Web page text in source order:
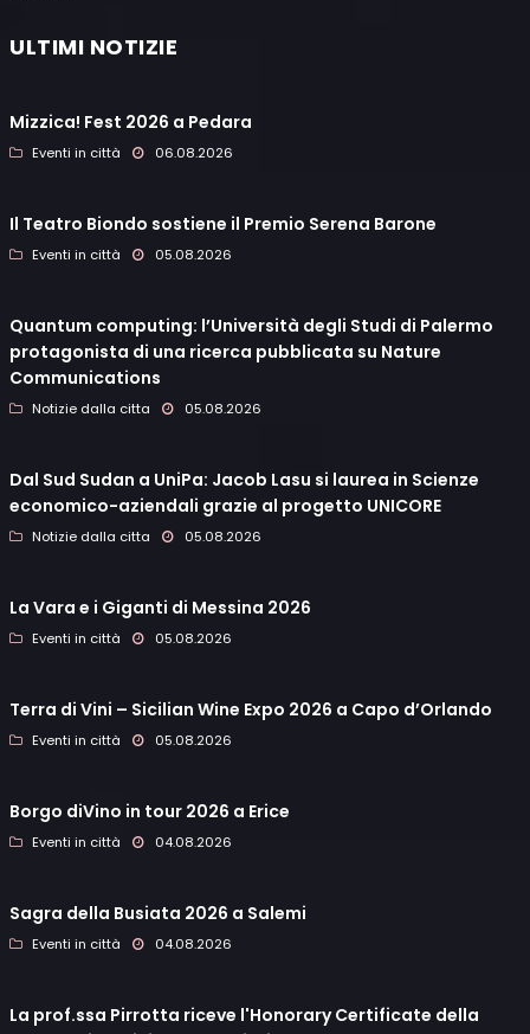
ULTIMI NOTIZIE
Mizzica! Fest 2026 a Pedara
Eventi in città 06.08.2026
Il Teatro Biondo sostiene il Premio Serena Barone
Eventi in città 05.08.2026
Quantum computing: l’Università degli Studi di Palermo
protagonista di una ricerca pubblicata su Nature
Communications
Notizie dalla citta 05.08.2026
Dal Sud Sudan a UniPa: Jacob Lasu si laurea in Scienze
economico-aziendali grazie al progetto UNICORE
Notizie dalla citta 05.08.2026
La Vara e i Giganti di Messina 2026
Eventi in città 05.08.2026
Terra di Vini – Sicilian Wine Expo 2026 a Capo d’Orlando
Eventi in città 05.08.2026
Borgo diVino in tour 2026 a Erice
Eventi in città 04.08.2026
Sagra della Busiata 2026 a Salemi
Eventi in città 04.08.2026
La prof.ssa Pirrotta riceve l'Honorary Certificate della